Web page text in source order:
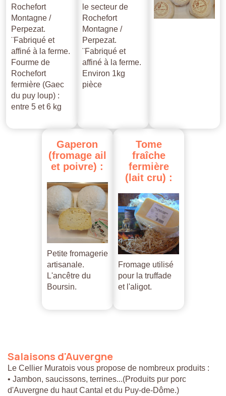
Rochefort
Montagne /
Perpezat.
¨Fabriqué et
affiné à la ferme.
Fourme de
Rochefort
fermière (Gaec
du puy loup) :
entre 5 et 6 kg
le secteur de
Rochefort
Montagne /
Perpezat.
¨Fabriqué et
affiné à la ferme.
Environ 1kg
pièce
Gaperon
(fromage ail
et poivre) :
Petite fromagerie
artisanale.
L'ancêtre du
Boursin.
Tome
fraîche
fermière
(lait cru) :
Fromage utilisé
pour la truffade
et l'aligot.
Salaisons d'Auvergne
Le Cellier Muratois vous propose de nombreux produits :
• Jambon, saucissons, terrines...(Produits pur porc
d'Auvergne du haut Cantal et du Puy-de-Dôme.)